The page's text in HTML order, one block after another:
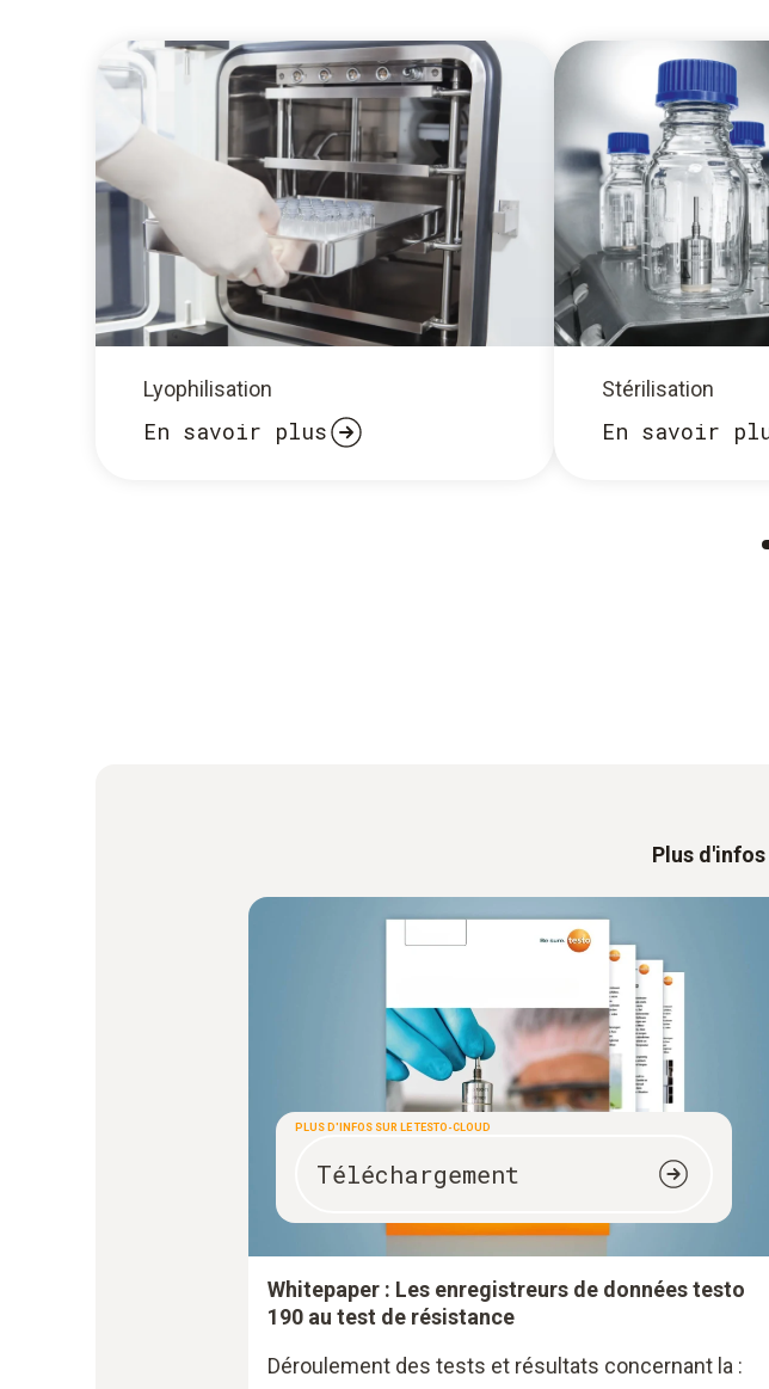
Lyophilisation
En savoir plus
Stérilisation
En savoir
Plus
PLUS D'INFOS SUR LE TESTO-CLOUD
Téléchargement
Whitepaper : Les enregistreurs de données testo
190 au test de résistance
Déroulement des tests et résultats concernant la :